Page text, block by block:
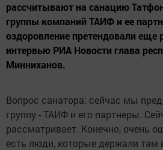
рассчитывают на санацию
группы компаний ТАИФ и ее
оздоровление претендовали еще
интервью РИА Новости глава
Минниханов.
Вопрос санатора: сейчас мы
группу - ТАИФ и его партнеры.
рассматривает. Конечно, очень
есть люди, которые держали там